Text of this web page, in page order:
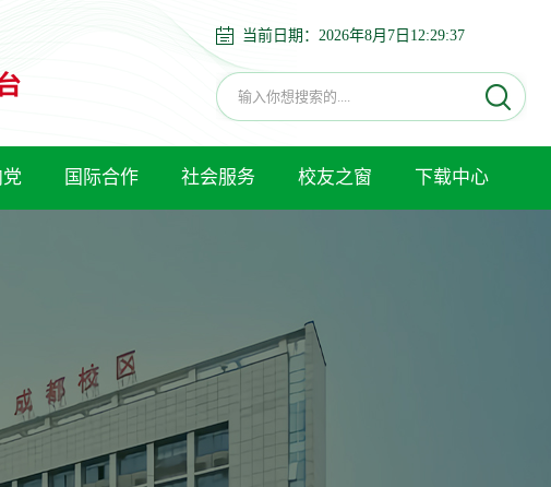
当前日期： 2026年8月7日12:29:38
国际合作 社会服务 校友之窗 下载中心